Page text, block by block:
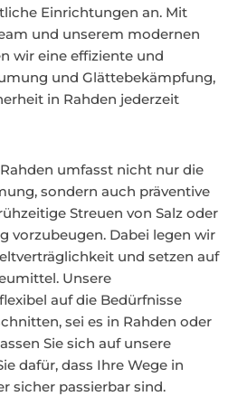
Einrichtungen an. Mit
und unserem modernen
wir eine effiziente und
und Glättebekämpfung,
in Rahden jederzeit
umfasst nicht nur die
sondern auch präventive
Streuen von Salz oder
vorzubeugen. Dabei legen wir
und setzen auf
Unsere
auf die Bedürfnisse
sei es in Rahden oder
Sie sich auf unsere
dafür, dass Ihre Wege in
sicher passierbar sind.